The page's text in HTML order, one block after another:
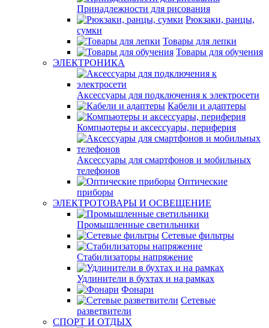
Принадлежности для рисования
Рюкзаки, ранцы,
сумки
Товары для лепки
Товары для обучения
ЭЛЕКТРОНИКА
Аксессуары для подключения к электросети
Кабели и адаптеры
Компьютеры и аксессуары, периферия
Аксессуары для смартфонов и мобильных
телефонов
Оптические
приборы
ЭЛЕКТРОТОВАРЫ И ОСВЕЩЕНИЕ
Промышленные светильники
Сетевые фильтры
Стабилизаторы напряжение
Удлинители в бухтах и на рамках
Фонари
Сетевые
разветвители
СПОРТ И ОТДЫХ